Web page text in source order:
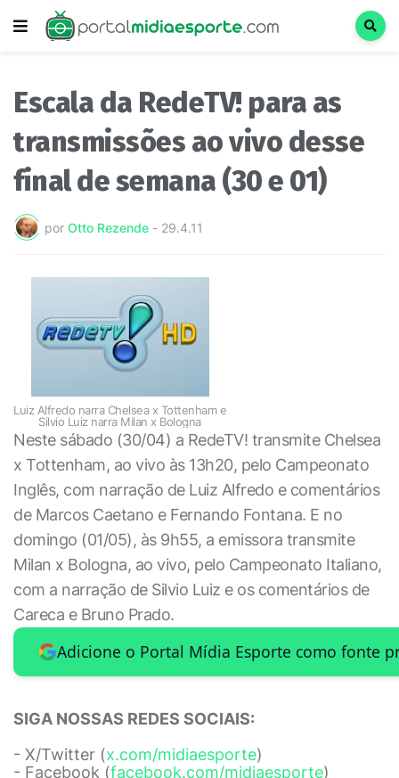
Escala da RedeTV! para as
transmissões ao vivo desse
final de semana (30 e 01)
por Otto Rezende - 29.4.11
Luiz Alfredo narra Chelsea x Tottenham e
Silvio Luiz narra Milan x Bologna
Neste sábado (30/04) a RedeTV! transmite Chelsea
x Tottenham, ao vivo às 13h20, pelo Campeonato
Inglês, com narração de Luiz Alfredo e comentários
de Marcos Caetano e Fernando Fontana. E no
domingo (01/05), às 9h55, a emissora transmite
Milan x Bologna, ao vivo, pelo Campeonato Italiano,
com a narração de Silvio Luiz e os comentários de
Careca e Bruno Prado.
Adicione o Portal Mídia Esporte como fonte
SIGA NOSSAS REDES SOCIAIS:
- X/Twitter (x.com/midiaesporte)
- Facebook (facebook.com/midiaesporte)